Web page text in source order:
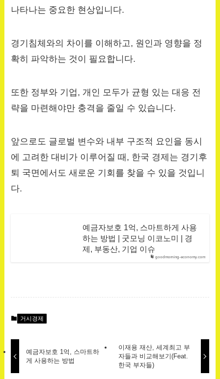
나타나는 중요한 현상입니다.
경기침체와의 차이를 이해하고, 원인과 영향을 정
확히 파악하는 것이 필요합니다.
또한 정부와 기업, 개인 모두가 균형 있는 대응 전
략을 마련해야만 충격을 줄일 수 있습니다.
앞으로도 글로벌 변수와 내부 구조적 요인을 동시
에 고려한 대비가 이루어질 때, 한국 경제는 경기후
퇴 국면에서도 새로운 기회를 찾을 수 있을 것입니
다.
goodmorning-economy.com
예금자보호 1억, 스마트하게 사용
하는 방법 | 굿모닝 이코노미 | 경
제, 부동산, 기업 이슈
거시경제
예금자보호 1억, 스마트하
게 사용하는 방법
이재용 재산, 세계최고 부
자들과 비교해보기(Feat.
한국 부자들)